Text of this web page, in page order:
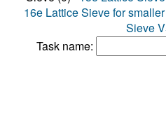
16e Lattice Sieve for
Sieve
Task name: